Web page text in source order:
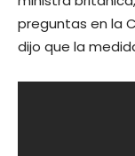
preguntas en la
dijo que la